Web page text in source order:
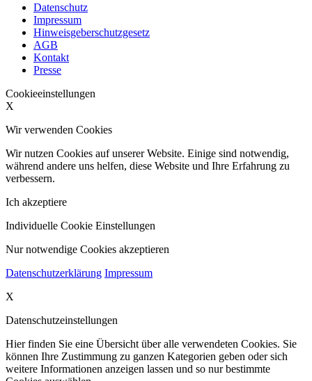
Datenschutz
Impressum
Hinweisgeberschutzgesetz
AGB
Kontakt
Presse
Cookieeinstellungen
X
Wir verwenden Cookies
Wir nutzen Cookies auf unserer Website. Einige sind notwendig,
während andere uns helfen, diese Website und Ihre Erfahrung zu
verbessern.
Ich akzeptiere
Individuelle Cookie Einstellungen
Nur notwendige Cookies akzeptieren
Datenschutzerklärung Impressum
X
Datenschutzeinstellungen
Hier finden Sie eine Übersicht über alle verwendeten Cookies. Sie
können Ihre Zustimmung zu ganzen Kategorien geben oder sich
weitere Informationen anzeigen lassen und so nur bestimmte